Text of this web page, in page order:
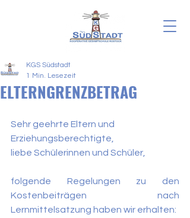
ELTERNGRENZBETRAG
KGS Südstadt
1 Min. Lesezeit
Sehr geehrte Eltern und
Erziehungsberechtigte,
liebe Schülerinnen und Schüler,
folgende Regelungen zu den
Kostenbeiträgen nach
Lernmittelsatzung haben wir erhalten: